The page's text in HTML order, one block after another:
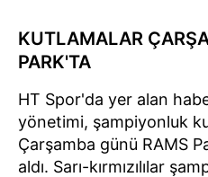
KUTLAMALAR
PARK'TA
HT Spor'da yer alan
yönetimi, şampiyonluk
Çarşamba günü RAMS
aldı. Sarı-kırmızılılar